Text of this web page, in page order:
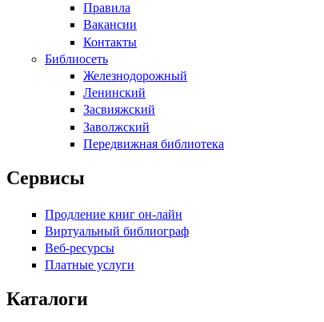
Правила
Вакансии
Контакты
Библиосеть
Железнодорожный
Ленинский
Засвияжский
Заволжский
Передвижная библиотека
Сервисы
Продление книг он-лайн
Виртуальный библиограф
Веб-ресурсы
Платные услуги
Каталоги